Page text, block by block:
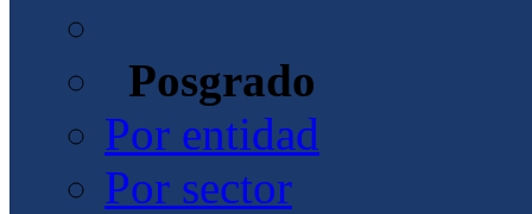
Posgrado
Por entidad
Por sector